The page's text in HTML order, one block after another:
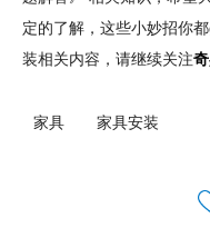
定的了解，这些小妙招你
装相关内容，请继续关注
家具 家具安装